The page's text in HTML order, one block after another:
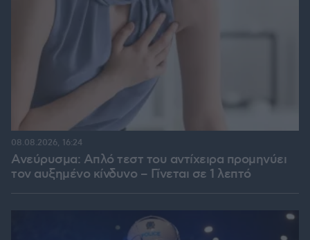
Ανεύρυσμα: Απλό τεστ του αντίχειρα προμηνύει
τον αυξημένο κίνδυνο – Γίνεται σε 1 λεπτό
08.08.2026, 16:24